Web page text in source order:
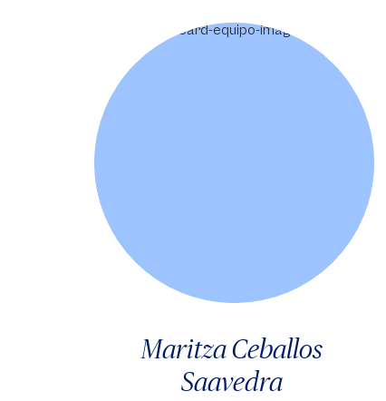
Maritza Ceballos
Saavedra